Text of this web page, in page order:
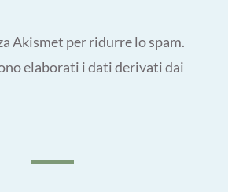
Akismet per ridurre lo spam.
elaborati i dati derivati dai